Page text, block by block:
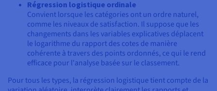
Régression logistique ordinale
Convient lorsque les catégories ont un ordre naturel,
comme les niveaux de satisfaction. Il suppose que les
changements dans les variables explicatives déplacent
le logarithme du rapport des cotes de manière
cohérente à travers des points ordonnés, ce qui le rend
efficace pour l'analyse basée sur le classement.
Pour tous les types, la régression logistique tient compte de la